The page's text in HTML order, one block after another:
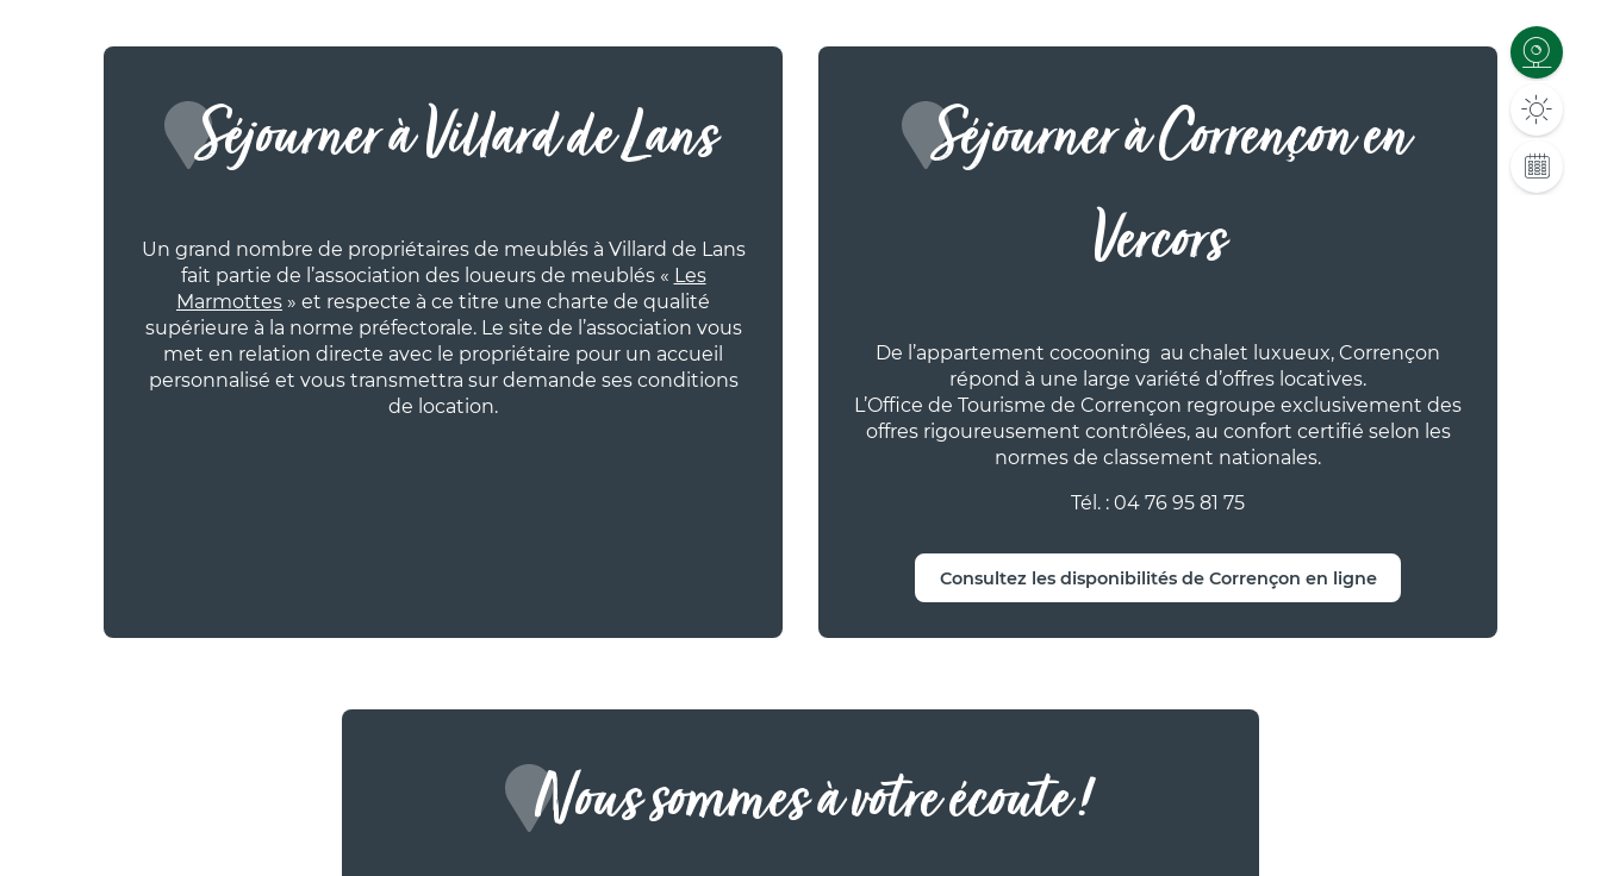
APPARTEMENT
LES GLOVETTES - 2 pièces
6 personnes- 38m²
(GLO.221T23)
APPARTEMENT
LE REFUGE DU BALCON -
LES AROLLES-3 pièces 2
cabines- 8 personnes-
73m2- Plain-pied (RDC 16
LES ALOUBIERS - Studio 4
personnes - 24 m² (F44)
Professionnel • Agence
Séjourner à Villard de Lans
Un grand nombre de propriétaires de meublés à Villard de Lans
fait partie de l’association des loueurs de meublés « Les
Marmottes » et respecte à ce titre une charte de qualité
supérieure à la norme préfectorale. Le site de l’association vous
met en relation directe avec le propriétaire pour un accueil
personnalisé et vous transmettra sur demande ses conditions
de location.
Séjourner à Corrençon en
Vercors
De l’appartement cocooning au chalet luxueux, Corrençon
répond à une large variété d’offres locatives.
L’Office de Tourisme de Corrençon regroupe exclusivement des
offres rigoureusement contrôlées, au confort certifié selon les
normes de classement nationales.
Tél. : 04 76 95 81 75
Consultez les disponibilités de Corrençon en ligne
Nous sommes à votre écoute !